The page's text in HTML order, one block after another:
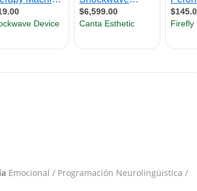
Emocional / Programación Neurolingüistica /